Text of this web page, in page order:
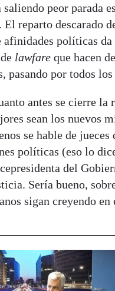
saliendo peor parada
reparto descarado
afinidades políticas da
lawfare que hacen
pasando por todos los
antes se cierre la
sean los nuevos
se hable de jueces
políticas (eso lo
del
Sería bueno,
sigan creyendo en